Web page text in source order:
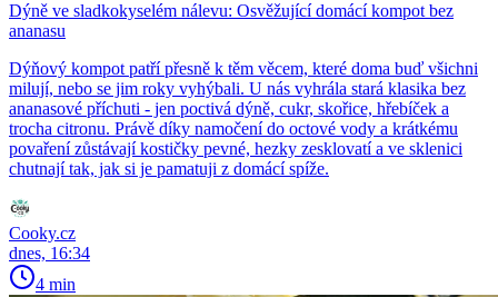
Dýně ve sladkokyselém nálevu: Osvěžující domácí kompot bez
ananasu
Dýňový kompot patří přesně k těm věcem, které doma buď všichni
milují, nebo se jim roky vyhýbali. U nás vyhrála stará klasika bez
ananasové příchuti - jen poctivá dýně, cukr, skořice, hřebíček a
trocha citronu. Právě díky namočení do octové vody a krátkému
povaření zůstávají kostičky pevné, hezky zesklovatí a ve sklenici
chutnají tak, jak si je pamatuji z domácí spíže.
Cooky.cz
dnes, 16:34
4 min